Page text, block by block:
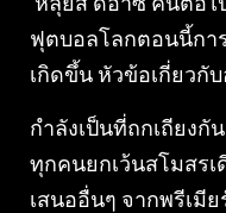
ฟุตบอลโลกตอนนี้กา
เกิดขึ้น หัวข้อเกี่ยวกั
กําลังเป็นที่ถกเถียง
ทุกคนยกเว้นสโมสรเ
เสนออื่นๆ จากพรีเมี